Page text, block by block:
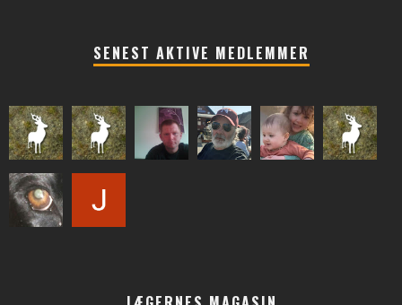
SENEST AKTIVE MEDLEMMER